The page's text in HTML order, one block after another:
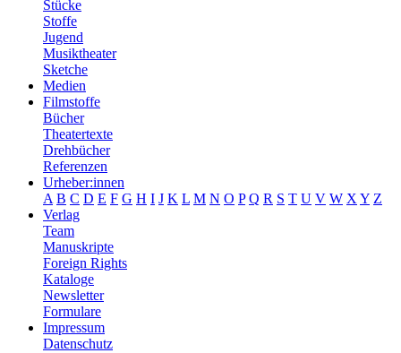
Stücke
Stoffe
Jugend
Musiktheater
Sketche
Medien
Filmstoffe
Bücher
Theatertexte
Drehbücher
Referenzen
Urheber:innen
A B C D E F G H I J K L M N O P Q R S T U V W X Y Z
Verlag
Team
Manuskripte
Foreign Rights
Kataloge
Newsletter
Formulare
Impressum
Datenschutz